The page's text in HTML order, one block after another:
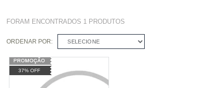
FORAM ENCONTRADOS 1 PRODUTOS
ORDENAR POR: SELECIONE
37% OFF